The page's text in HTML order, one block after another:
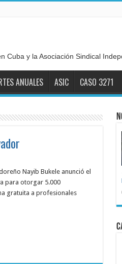
Cuba y la Asociación Sindical
ANUALES ASIC CASO 3271
Nayib Bukele anunció el
para otorgar 5.000
gratuita a profesionales